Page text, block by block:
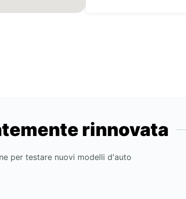
rinnovata
per testare nuovi modelli d'auto